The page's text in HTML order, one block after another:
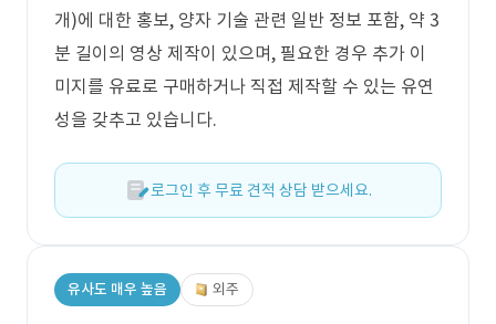
개)에 대한 홍보, 양자 기술 관련 일반 정보 포함, 약 3
분 길이의 영상 제작이 있으며, 필요한 경우 추가 이
미지를 유료로 구매하거나 직접 제작할 수 있는 유연
성을 갖추고 있습니다.
로그인 후 무료 견적 상담 받으세요.
유사도 매우 높음 외주